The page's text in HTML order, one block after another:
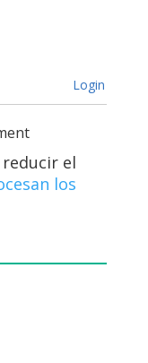
Login
el
los